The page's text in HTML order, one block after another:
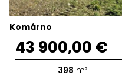
Komárno
43 900,00 €
398 m²